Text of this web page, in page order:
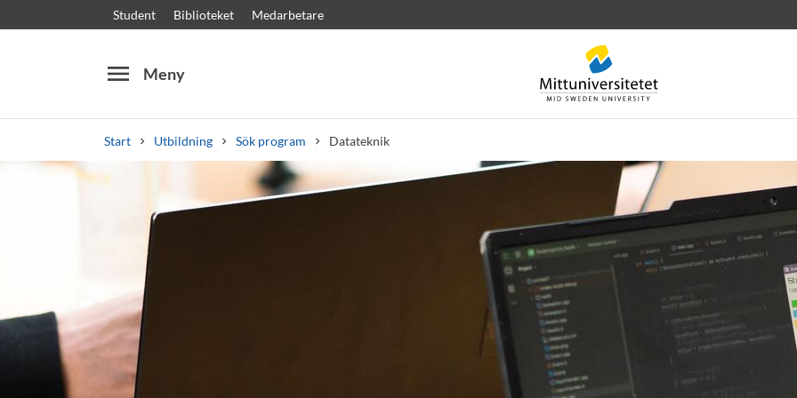
Student Biblioteket Medarbetare
menu Meny
Start Utbildning Sök program Datateknik
Sök
Andra söktjänster
Kurser och program PersonalLediga jobb